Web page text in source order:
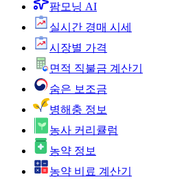
팜모닝 AI
실시간 경매 시세
시장별 가격
면적 직불금 계산기
숨은 보조금
병해충 정보
농사 커리큘럼
농약 정보
농약 비료 계산기